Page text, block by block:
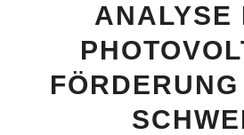
ANALYSE